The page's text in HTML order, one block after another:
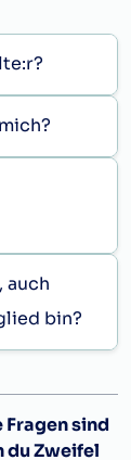
auch
bin?
sind
du Zweifel